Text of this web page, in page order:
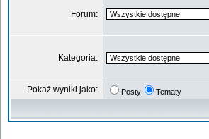
Forum:
Kategoria:
Pokaż wyniki jako: Posty Tematy